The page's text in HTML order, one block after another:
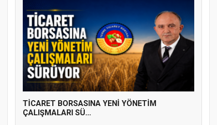
TİCARET BORSASINA YENİ YÖNETİM
ÇALIŞMALARI SÜ...